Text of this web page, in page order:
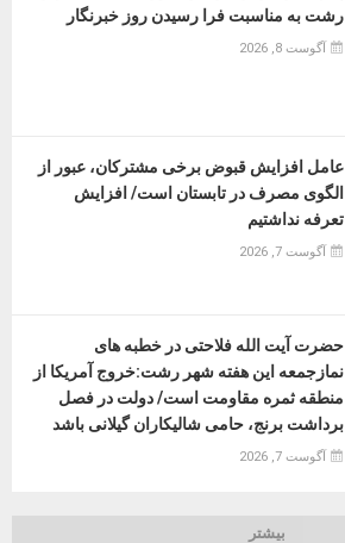
رشت به مناسبت فرا رسیدن روز خبرنگار
آگوست 8, 2026
عامل افزایش قبوض برخی مشترکان، عبور از
الگوی مصرف در تابستان است/ افزایش
تعرفه نداشتیم
آگوست 7, 2026
حضرت آیت الله فلاحتی در خطبه های
نمازجمعه این هفته شهر رشت:خروج آمریکا از
منطقه ثمره مقاومت است/ دولت در فصل
برداشت برنج، حامی شالیکاران گیلانی باشد
آگوست 7, 2026
بیشتر